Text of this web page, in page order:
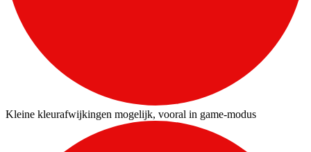
Kleine kleurafwijkingen mogelijk, vooral in game-modus